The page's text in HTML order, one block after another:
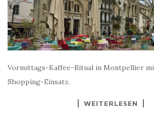
Vormittags-Kaffee-Ritual in Montpellier
Shopping-Einsatz.
WEITERLESEN